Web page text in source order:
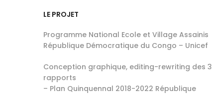
LE PROJET
Programme National Ecole et Village Assainis
République Démocratique du Congo – Unicef
Conception graphique, editing-rewriting des 3
rapports
– Plan Quinquennal 2018-2022 République